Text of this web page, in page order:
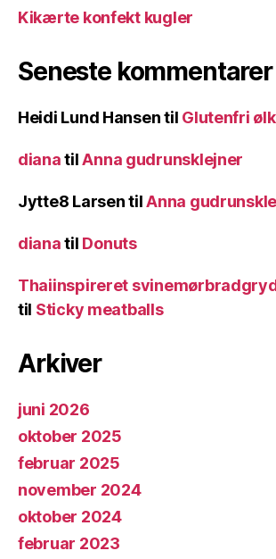
Kikærte konfekt kugler
Seneste kommentarer
Heidi Lund Hansentil Glutenfri
dianatilAnna gudrunsklejner
Jytte8 LarsentilAnna
dianatil Donuts
Thaiinspireret
til Sticky meatballs
Arkiver
juni 2026
oktober 2025
februar 2025
november 2024
oktober 2024
februar 2023